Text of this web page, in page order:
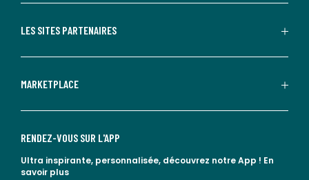
LES SITES PARTENAIRES
MARKETPLACE
RENDEZ-VOUS SUR L'APP
Ultra inspirante, personnalisée, découvrez notre App ! En
savoir plus